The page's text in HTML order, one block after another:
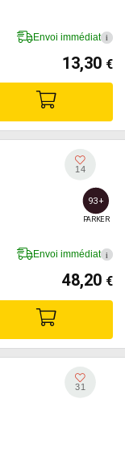
Envoi immédiat i
13,30 €
14
93+
PARKER
Envoi immédiat i
48,20 €
31